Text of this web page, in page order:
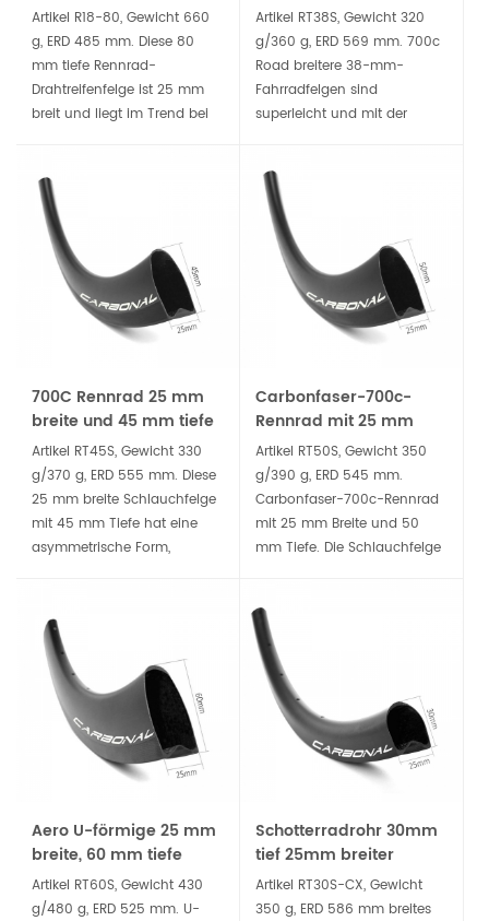
Rennrad-Drahtreifen,
700c Tubeless-
kompatibel
Artikel R18-80, Gewicht 660
g, ERD 485 mm. Diese 80
mm tiefe Rennrad-
Drahtreifenfelge ist 25 mm
breit und liegt im Trend bei
Verwendung breiter
Fahrradfelgen als Drahtreifen
bietet viele Vorteile.
Fahrradfelge
Artikel RT38S, Gewicht 320
g/360 g, ERD 569 mm. 700c
Road breitere 38-mm-
Fahrradfelgen sind
superleicht und mit der
Es ist die beste Wahl für
leichte Laufräder für
Rennräder.
700C Rennrad 25 mm
breite und 45 mm tiefe
röhrenförmige
Carbonfelge
Artikel RT45S, Gewicht 330
g/370 g, ERD 555 mm. Diese
25 mm breite Schlauchfelge
mit 45 mm Tiefe hat eine
asymmetrische Form,
stärkeren und
zuverlässigeren
Fahrradrädern aufbauen,
indem die
Speichenspannungen
zwischen den Speichen auf
der Antriebs- und Nicht-
Carbonfaser-700c-
Rennrad mit 25 mm
breiter und 50 mm
tiefer Rohrfelge
Artikel RT50S, Gewicht 350
g/390 g, ERD 545 mm.
Carbonfaser-700c-Rennrad
mit 25 mm Breite und 50
mm Tiefe. Die Schlauchfelge
Aerodynamisch und
langlebig genug für Rennen
auf flachen Straßen, Training
und auch Cyclocross-
Fahrten.
Aero U-förmige 25 mm
breite, 60 mm tiefe
Felgenbrems-Carbon-
Rohrfelgen
Artikel RT60S, Gewicht 430
g/480 g, ERD 525 mm. U-
Schotterradrohr 30mm
tief 25mm breiter
Carbonrand
Artikel RT30S-CX, Gewicht
350 g, ERD 586 mm breites